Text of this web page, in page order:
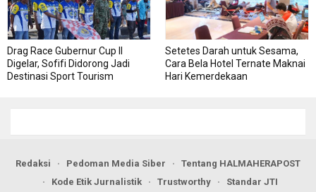
Drag Race Gubernur Cup II
Digelar, Sofifi Didorong Jadi
Destinasi Sport Tourism
Setetes Darah untuk Sesama,
Cara Bela Hotel Ternate Maknai
Hari Kemerdekaan
Redaksi Pedoman Media Siber
Tentang HALMAHERAPOST
Kode Etik Jurnalistik
Trustworthy Standar JTI